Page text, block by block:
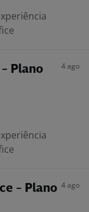
Plano
4 ago
- Plano 4 ago